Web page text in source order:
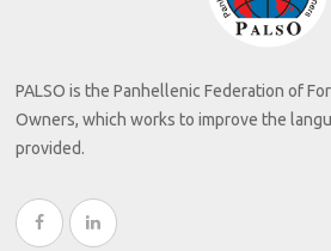
PALSO is the Panhellenic Federation of
Owners, which works to improve the
provided.